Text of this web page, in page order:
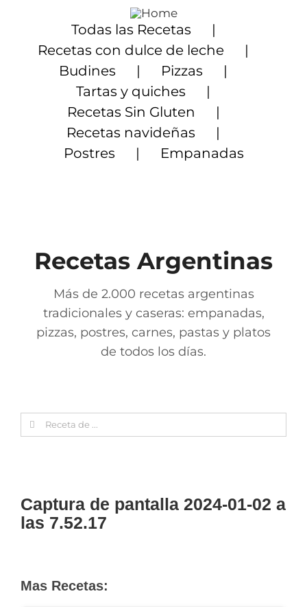
contenido
Todas las Recetas
Recetas con dulce de leche
Budines
Pizzas
Tartas y quiches
Recetas Sin Gluten
Recetas navideñas
Postres
Empanadas
Recetas Argentinas
Más de 2.000 recetas argentinas
tradicionales y caseras: empanadas,
pizzas, postres, carnes, pastas y platos
de todos los días.
Search
for:
Captura de pantalla 2024-01-02 a
las 7.52.17
Mas Recetas: